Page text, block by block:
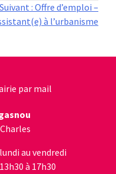
Suivant : Offre d’emploi –
à l’urbanisme
par mail
au vendredi
à 17h30